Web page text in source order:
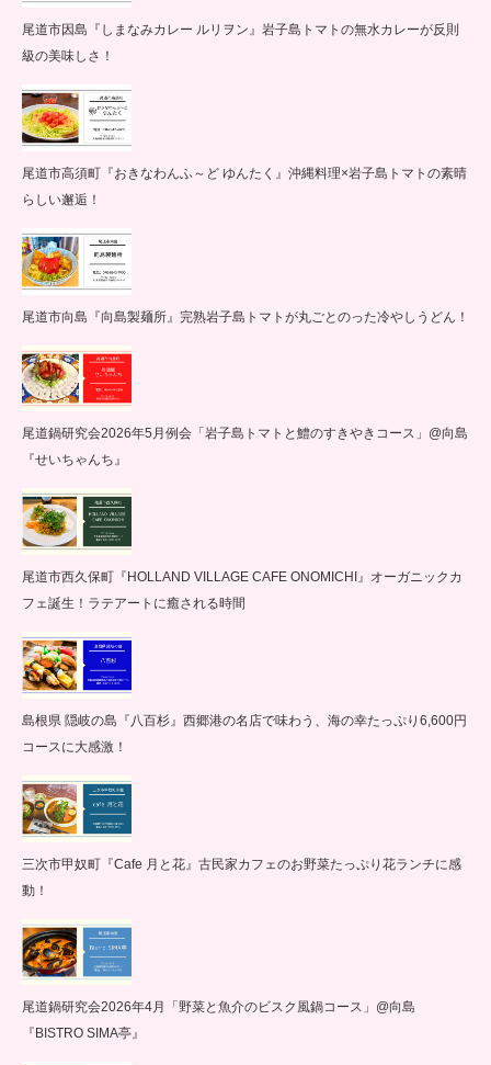
尾道市因島『しまなみカレー ルリヲン』岩子島トマトの無水カレーが反則
級の美味しさ！
尾道市高須町『おきなわんふ～ど ゆんたく』沖縄料理×岩子島トマトの素晴
らしい邂逅！
尾道市向島『向島製麺所』完熟岩子島トマトが丸ごとのった冷やしうどん！
尾道鍋研究会2026年5月例会「岩子島トマトと鱧のすきやきコース」@向島
『せいちゃんち』
尾道市西久保町『HOLLAND VILLAGE CAFE ONOMICHI』オーガニックカ
フェ誕生！ラテアートに癒される時間
島根県 隠岐の島『八百杉』西郷港の名店で味わう、海の幸たっぷり6,600円
コースに大感激！
三次市甲奴町『Cafe 月と花』古民家カフェのお野菜たっぷり花ランチに感
動！
尾道鍋研究会2026年4月「野菜と魚介のビスク風鍋コース」@向島
『BISTRO SIMA亭』